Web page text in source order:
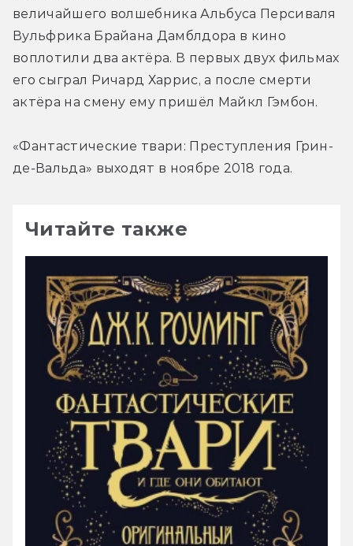
величайшего волшебника Альбуса Персиваля
Вульфрика Брайана Дамблдора в кино
воплотили два актёра. В первых двух фильмах
его сыграл Ричард Харрис, а после смерти
актёра на смену ему пришёл Майкл Гэмбон.
«Фантастические твари: Преступления Грин-
де-Вальда» выходят в ноябре 2018 года.
Читайте также